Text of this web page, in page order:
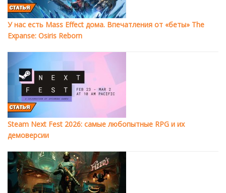
У нас есть Mass Effect дома. Впечатления от «беты» The
Expanse: Osiris Reborn
Steam Next Fest 2026: самые любопытные RPG и их
демоверсии